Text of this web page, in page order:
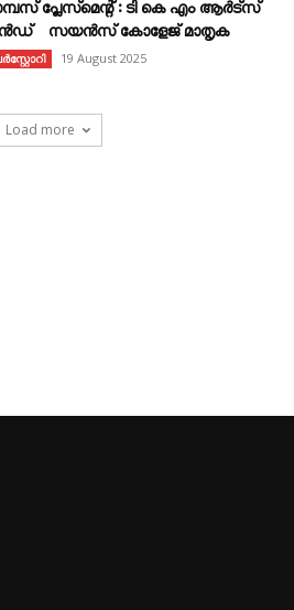
പ്ലേസ്മെന്റ് : ടി കെ എം ആർട്സ്
സയൻസ് കോളേജ് മാതൃക
19 August 2025
Load more